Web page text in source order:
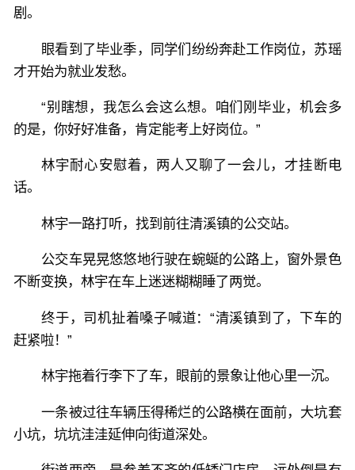
剧。
眼看到了毕业季，同学们纷纷奔赴工作岗位，苏瑶
才开始为就业发愁。
“别瞎想，我怎么会这么想。咱们刚毕业，机会多
的是，你好好准备，肯定能考上好岗位。”
林宇耐心安慰着，两人又聊了一会儿，才挂断电
话。
林宇一路打听，找到前往清溪镇的公交站。
公交车晃晃悠悠地行驶在蜿蜒的公路上，窗外景色
不断变换，林宇在车上迷迷糊糊睡了两觉。
终于，司机扯着嗓子喊道：“清溪镇到了，下车的
赶紧啦！”
林宇拖着行李下了车，眼前的景象让他心里一沉。
一条被过往车辆压得稀烂的公路横在面前，大坑套
小坑，坑坑洼洼延伸向街道深处。